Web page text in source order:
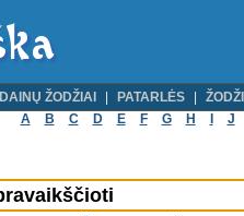
DAINŲ ŽODŽIAI PATARLĖS
A
B C D E F G H J